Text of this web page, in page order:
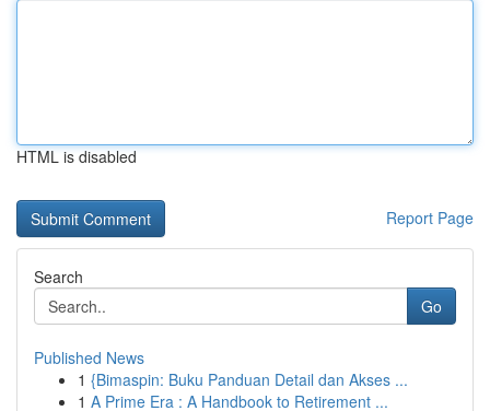
HTML is disabled
Report Page
Search
Go
Published News
1 {Bimaspin: Buku Panduan Detail dan Akses ...
1 A Prime Era : A Handbook to Retirement ...